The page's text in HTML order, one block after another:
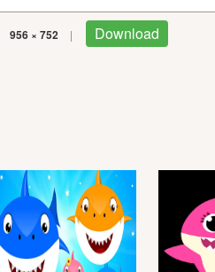
956 × 752 | Download